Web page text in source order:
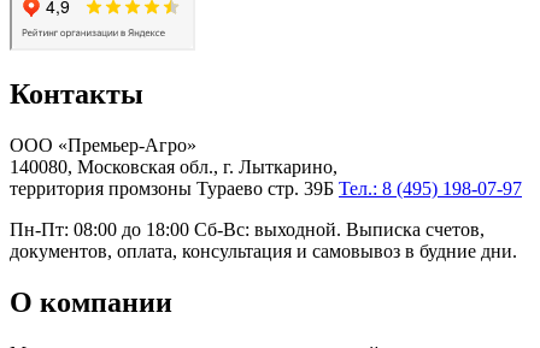
Контакты
ООО «Премьер-Агро»
140080, Московская обл., г. Лыткарино,
территория промзоны Тураево стр. 39Б Тел.: 8 (495) 198-07-97
Пн-Пт: 08:00 до 18:00 Сб-Вс: выходной. Выписка счетов,
документов, оплата, консультация и самовывоз в будние дни.
О компании